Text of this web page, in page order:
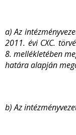
a) Az
2011. évi CXC.
8. mellékletében
határa alapján
b) Az